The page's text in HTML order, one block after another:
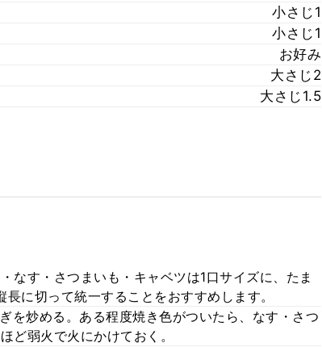
小さじ1
小さじ1
お好み
大さじ2
大さじ1.5
なす・さつまいも・キャベツは1口サイズに、たま
に切って統一することをおすすめします。
を炒める。ある程度焼き色がついたら、なす・さつ
ど弱火で火にかけておく。